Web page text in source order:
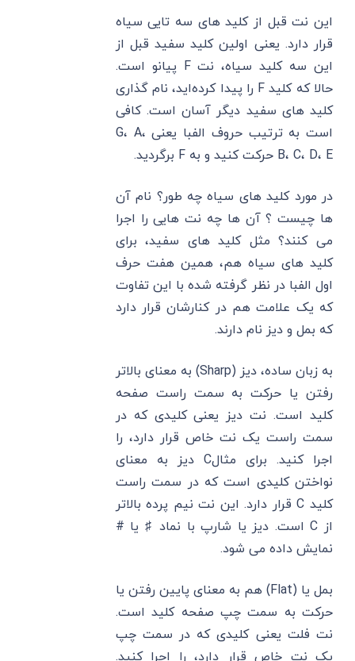
این نت قبل از کلید های سه تایی سیاه
قرار دارد. یعنی اولین کلید سفید قبل از
این سه کلید سیاه، نت F پیانو است.
حالا که کلید F را پیدا کرده‌اید، نام گذاری
کلید های سفید دیگر آسان است. کافی
است به ترتیب حروف الفبا یعنی G، A،
B، C، D، E حرکت کنید و به F برگردید.
در مورد کلید های سیاه چه طور؟ نام آن
ها چیست ؟ آن ها چه نت هایی را اجرا
می کنند؟ مثل کلید های سفید، برای
کلید های سیاه هم، همین هفت حرف
اول الفبا در نظر گرفته شده با این تفاوت
که یک علامت هم در کنارشان قرار دارد
که بمل و دیز نام دارند.
به زبان ساده، دیز (Sharp) به معنای بالاتر
رفتن یا حرکت به سمت راست صفحه
کلید است. نت دیز یعنی کلیدی که در
سمت راست یک نت خاص قرار دارد، را
اجرا کنید. برای مثالC دیز به معنای
نواختن کلیدی است که در سمت راست
کلید C قرار دارد. این نت نیم پرده بالاتر
از C است. دیز یا شارپ با نماد ♯ یا #
نمایش داده می شود.
بمل یا (Flat) هم به معنای پایین رفتن یا
حرکت به سمت چپ صفحه کلید است.
نت فلت یعنی کلیدی که در سمت چپ
یک نت خاص قرار دارد، را اجرا کنید.